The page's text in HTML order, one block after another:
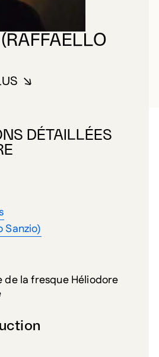
DE RAPHAËL
DÉTAILLÉES
Sanzio)
de la fresque Héliodore